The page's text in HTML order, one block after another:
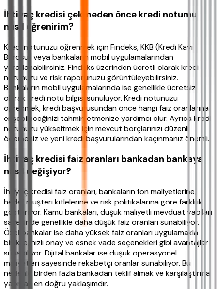
İhtiyaç kredisi çekmeden önce kredi notumu
nasıl öğrenirim?
Kredi notunuzu öğrenmek için Findeks, KKB (Kredi Kayı
Bürosu) veya bankaların mobil uygulamalarından
yararlanabilirsiniz. Findeks üzerinden ücretli olarak kredi
notunuzu ve risk raporunuzu görüntüleyebilirsiniz.
Bankaların mobil uygulamalarında ise genellikle ücretsiz
olarak kredi notu bilgisi sunuluyor. Kredi notunuzu
öğrenmek, kredi başvurusundan önce hangi faiz oranlarına
erişebileceğinizi tahmin etmenize yardımcı olur. Ayrıca kredi
notunuzu yükseltmek için mevcut borçlarınızı düzenli
ödemeniz ve yeni kredi başvurularından kaçınmanız önemli.
İhtiyaç kredisi faiz oranları bankadan bankaya
nasıl değişiyor?
İhtiyaç kredisi faiz oranları, bankaların fon maliyetlerine,
hedef müşteri kitlelerine ve risk politikalarına göre farklılık
gösteriyor. Kamu bankaları, düşük maliyetli mevduat yapıları
sayesinde genellikle daha düşük faiz oranları sunabiliyor.
Özel bankalar ise daha yüksek faiz oranları uygulamakla
birlikte, hızlı onay ve esnek vade seçenekleri gibi avantajlar
sunabiliyor. Dijital bankalar ise düşük operasyonel
maliyetleri sayesinde rekabetçi oranlar sunabiliyor. Bu
nedenle birden fazla bankadan teklif almak ve karşılaştırma
yapmak en doğru yaklaşımdır.